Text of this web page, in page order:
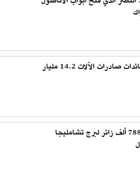
تركيا.. عائدات صادرات الآلات 14.2 مليار
أكثر من 788 ألف زائر لبرج تشامليجا